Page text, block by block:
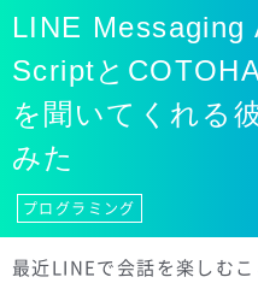
LINE Messaging
Scriptと
を聞いてくれる
みた
プログラミング
最近LINEで会話を楽しむ